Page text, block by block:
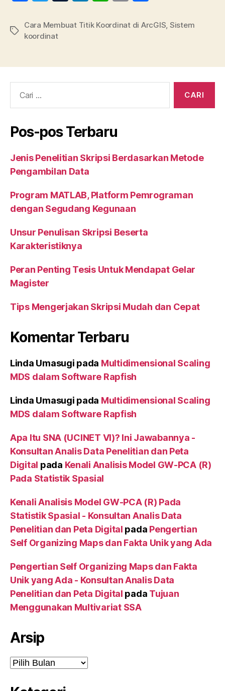
c
e
o
o
k
itt
er
m k
n
at
p
ai a
Tag
Cara Membuat Titik Koordinat di ArcGIS Sistem
koordinat
Pos-pos Terbaru
Jenis Penelitian Skripsi Berdasarkan Metode
Pengambilan Data
Program MATLAB, Platform Pemrograman
dengan Segudang Kegunaan
Unsur Penulisan Skripsi Beserta
Karakteristiknya
Peran Penting Tesis Untuk Mendapat Gelar
Magister
Tips Mengerjakan Skripsi Mudah dan Cepat
Komentar Terbaru
Linda Umasugi pada Multidimensional Scaling
MDS dalam Software Rapfish
Linda Umasugi pada Multidimensional Scaling
MDS dalam Software Rapfish
Apa Itu SNA (UCINET VI)? Ini Jawabannya -
Konsultan Analis Data Penelitian dan Peta
Digital pada Kenali Analisis Model GW-PCA (R)
Pada Statistik Spasial
Kenali Analisis Model GW-PCA (R) Pada
Statistik Spasial - Konsultan Analis Data
Penelitian dan Peta Digital pada Pengertian
Self Organizing Maps dan Fakta Unik yang Ada
Pengertian Self Organizing Maps dan Fakta
Unik yang Ada - Konsultan Analis Data
Penelitian dan Peta Digital pada Tujuan
Menggunakan Multivariat SSA
Arsip
Arsip